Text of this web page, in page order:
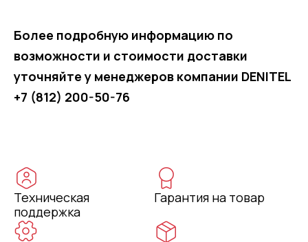
Более подробную информацию по
возможности и стоимости доставки
уточняйте у менеджеров компании DENITEL
+7 (812) 200-50-76
Техническая
поддержка
Гарантия на товар